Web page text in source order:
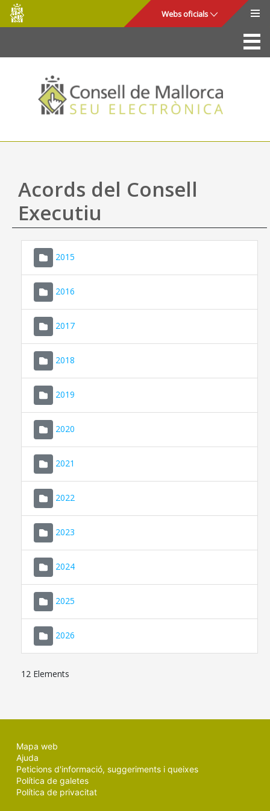
Salta al contingut principal
Consell
de
Mallorca
Webs oficials
La Seu
Consell de Mallorca
Accés i seguretat
Utilitats
Ajuda
Acords del Consell
Executiu
2015
2016
2017
2018
2019
2020
2021
2022
2023
2024
2025
2026
12 Elements
Mapa web
Ajuda
Peticions d'informació, suggeriments i queixes
Política de galetes
Política de privacitat